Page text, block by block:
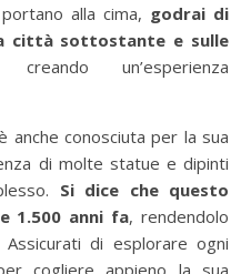
alla cima, godrai di
città sottostante e sulle
un’esperienza
anche conosciuta per la sua
di molte statue e dipinti
Si dice che questo
1.500 anni fa, rendendolo
di esplorare ogni
cogliere appieno la sua